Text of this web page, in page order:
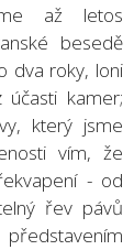
až letos
besedě
dva roky, loni
kamer;
který jsme
vím, že
- od
řev pávů